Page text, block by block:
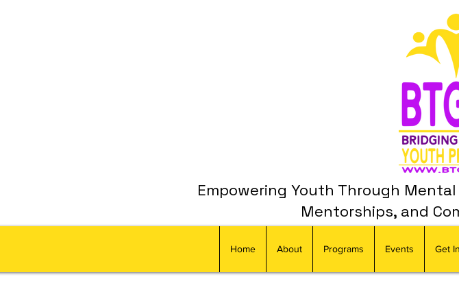
Empowering Youth Through
Mentorships, and
Home About Programs Events Get